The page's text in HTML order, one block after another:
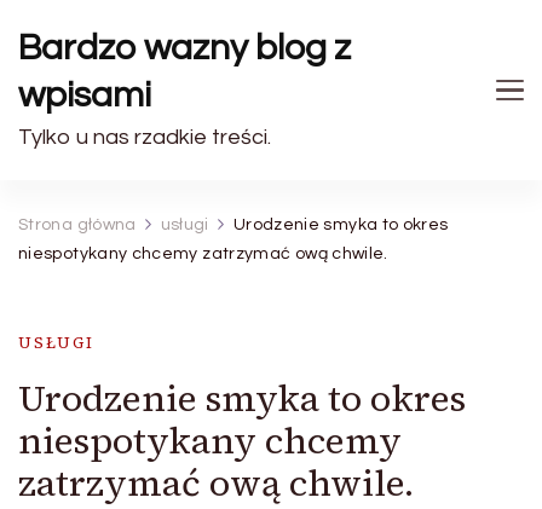
Bardzo wazny blog z
wpisami
Tylko u nas rzadkie treści.
Strona główna usługi
Urodzenie smyka to okres
niespotykany chcemy zatrzymać ową chwile.
USŁUGI
Urodzenie smyka to okres
niespotykany chcemy
zatrzymać ową chwile.